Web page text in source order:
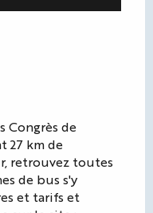
Congrès de
27 km de
retrouvez toutes
de bus s'y
et tarifs et